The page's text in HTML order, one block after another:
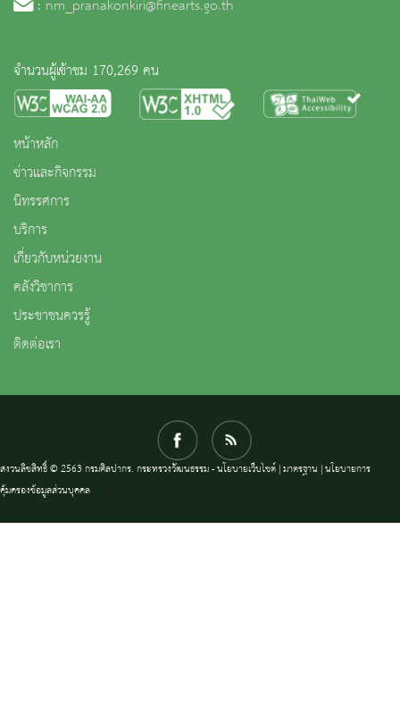
: nm_pranakonkiri@finearts.go.th
จำนวนผู้เข้าชม 170,269 คน
หน้าหลัก
ข่าวและกิจกรรม
นิทรรศการ
บริการ
เกี่ยวกับหน่วยงาน
คลังวิชาการ
ประชาชนควรรู้
ติดต่อเรา
สงวนลิขสิทธิ์ © 2563 กรมศิลปากร. กระทรวงวัฒนธรรม -นโยบายเว็บไซต์|มาตรฐาน |นโยบายการ
คุ้มครองข้อมูลส่วนบุคคล